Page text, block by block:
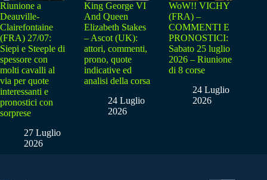
Riunione a
Deauville-
Clairefontaine
(FRA) 27/07:
Siepi e Steeple di
spessore con
molti cavalli al
via per quote
interessanti e
pronostici con
sorprese
27 Luglio
2026
King George VI
And Queen
Elizabeth Stakes
– Ascot (UK):
attori, commenti,
prono, quote
indicative ed
analisi della corsa
24 Luglio
2026
WoW!! VICHY
(FRA) –
COMMENTI E
PRONOSTICI:
Sabato 25 luglio
2026 – Riunione
di 8 corse
24 Luglio
2026